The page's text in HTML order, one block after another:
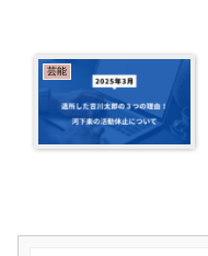
芸能